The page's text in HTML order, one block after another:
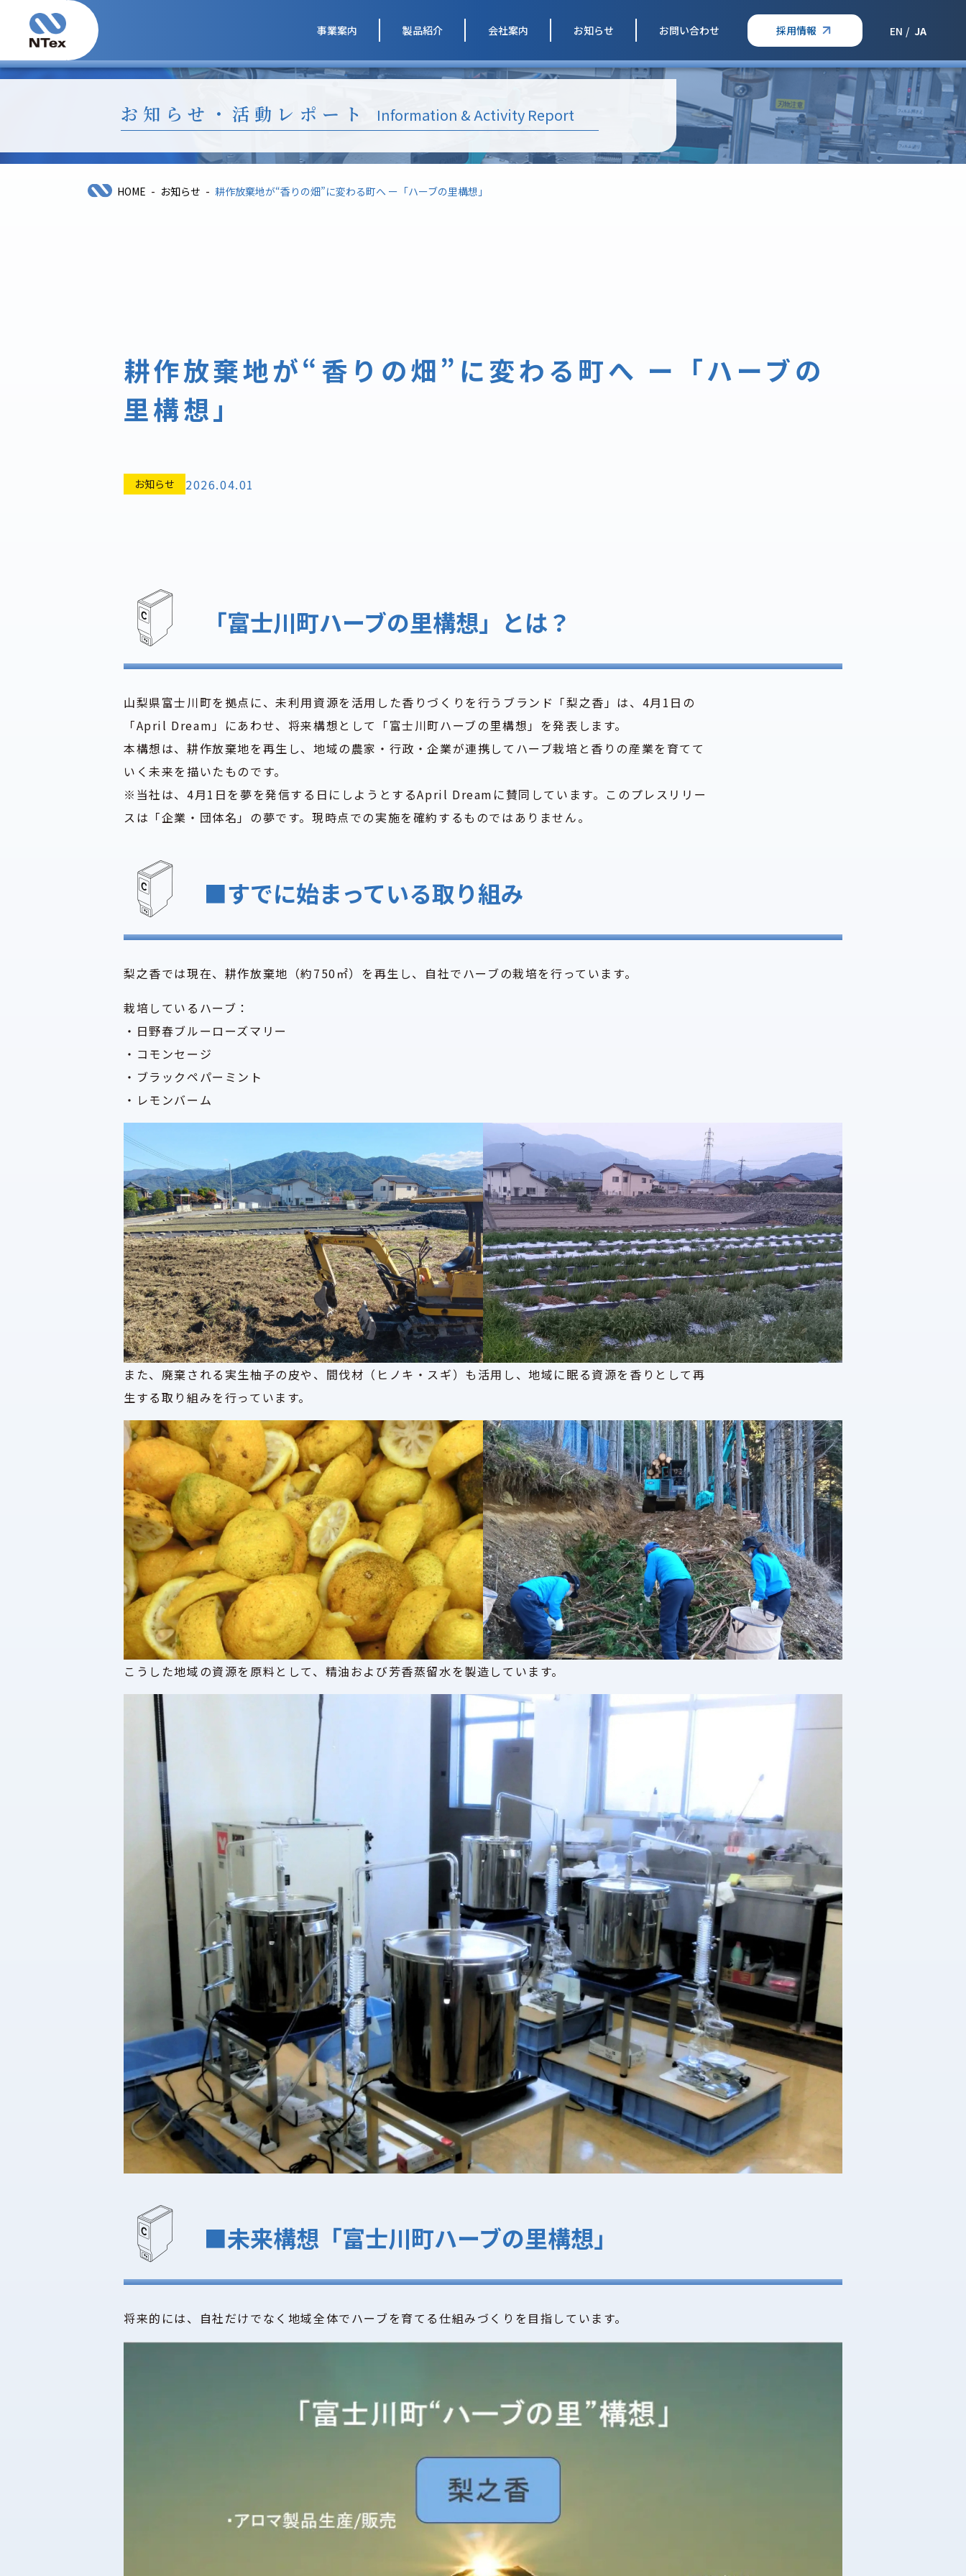
事業案内 製品紹介 会社案内 お知らせ お問い合わせ 採用情報 EN JA
お知らせ・活動レポート Information & Activity Report
HOME - お知らせ - 耕作放棄地が“香りの畑”に変わる町へ ー「ハーブの里構想」
耕作放棄地が“香りの畑”に変わる町へ ー「ハーブの
里構想」
お知らせ 2026.04.01
「富士川町ハーブの里構想」とは？
山梨県富士川町を拠点に、未利用資源を活用した香りづくりを行うブランド「梨之香」は、4月1日の
「April Dream」にあわせ、将来構想として「富士川町ハーブの里構想」を発表します。
本構想は、耕作放棄地を再生し、地域の農家・行政・企業が連携してハーブ栽培と香りの産業を育てて
いく未来を描いたものです。
※当社は、4月1日を夢を発信する日にしようとするApril Dreamに賛同しています。このプレスリリー
スは「企業・団体名」の夢です。現時点での実施を確約するものではありません。
■すでに始まっている取り組み
梨之香では現在、耕作放棄地（約750㎡）を再生し、自社でハーブの栽培を行っています。
栽培しているハーブ：
・日野春ブルーローズマリー
・コモンセージ
・ブラックペパーミント
・レモンバーム
また、廃棄される実生柚子の皮や、間伐材（ヒノキ・スギ）も活用し、地域に眠る資源を香りとして再
生する取り組みを行っています。
こうした地域の資源を原料として、精油および芳香蒸留水を製造しています。
■未来構想「富士川町ハーブの里構想」
将来的には、自社だけでなく地域全体でハーブを育てる仕組みづくりを目指しています。